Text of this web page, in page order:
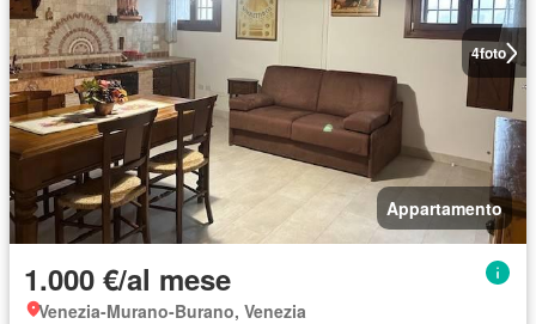
4foto
Appartamento
1.000 €/al mese
Venezia-Murano-Burano, Venezia